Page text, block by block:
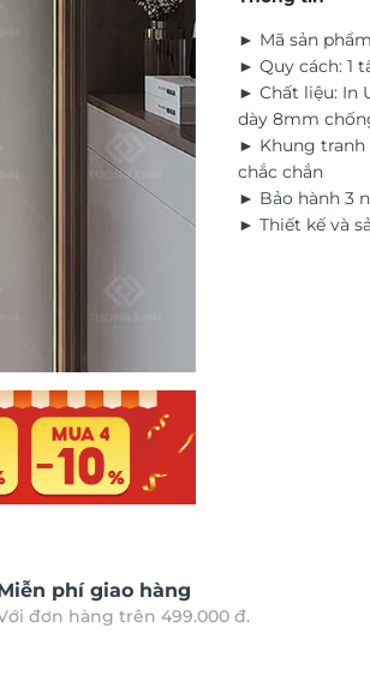
► Mã sản
► Quy cách: 1
► Chất liệu: In
dày 8mm
► Khung tranh
chắc chắn
► Bảo hành 3
► Thiết kế và
phí giao hàng
đơn hàng trên 499.000 đ.